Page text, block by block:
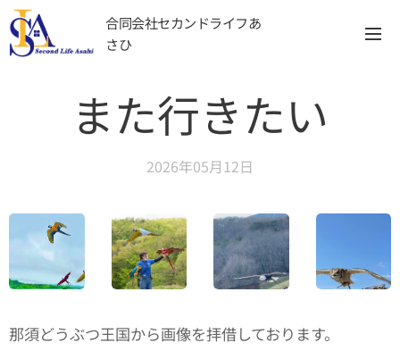
合同会社セカンドライフあ
さひ
また行きたい
2026年05月12日
那須どうぶつ王国から画像を拝借しております。